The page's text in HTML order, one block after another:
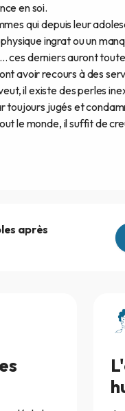
en soi.
qui depuis leur
ingrat ou un
ces derniers auront
avoir recours à des
il existe des perles
toujours jugés et
le monde, il suffit de
après